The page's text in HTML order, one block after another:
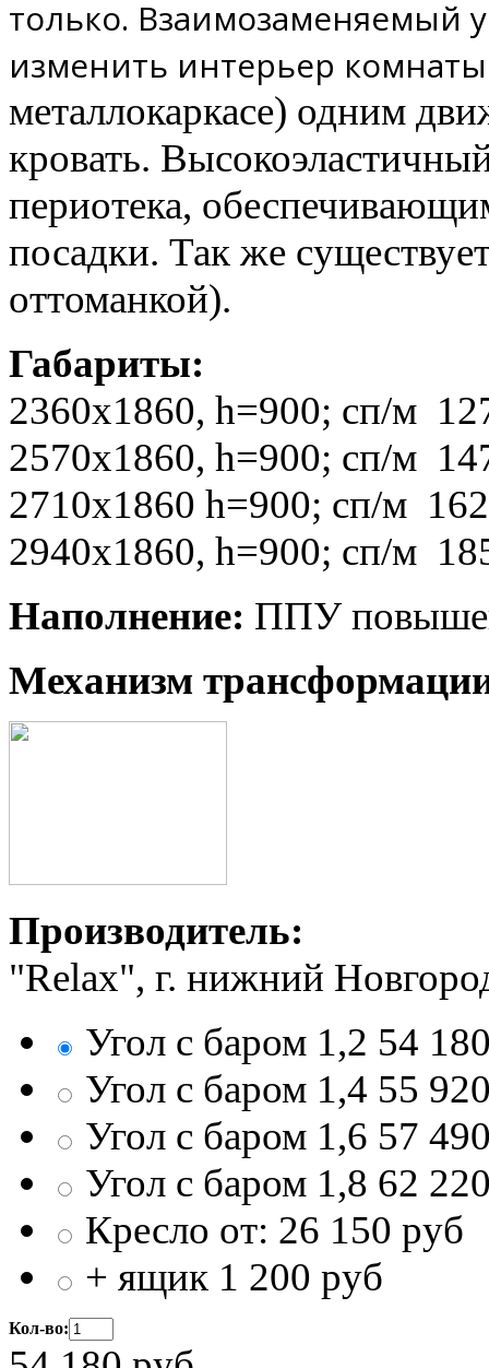
только. Взаимозаменяемый
изменить интерьер
металлокаркасе) одним
кровать.
периотека,
посадки. Так же
оттоманкой).
Габариты:
2360х1860, h=900; сп/м
2570х1860, h=900; сп/м
2710х1860 h=900; сп/м
2940х1860, h=900; сп/м
Наполнение: ППУ
Механизм
Производитель:
"Relax", г. нижний
Угол с баром 1,2 54
Угол с баром 1,4 55
Угол с баром 1,6 57
Угол с баром 1,8 62
Кресло от: 26 150 руб
+ ящик 1 200 руб
Кол-во: